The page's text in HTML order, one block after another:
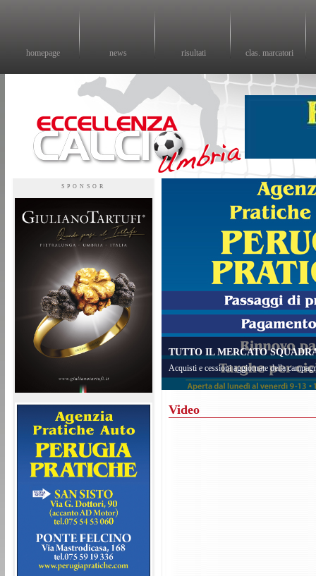
homepage news risultati clas. marcatori
SPONSOR
TUTTO IL MERCATO
Acquisti e cessioni aggiornate della
Video